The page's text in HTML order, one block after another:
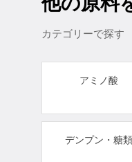
カテゴリーで探す
アミノ酸
デンプン・糖類